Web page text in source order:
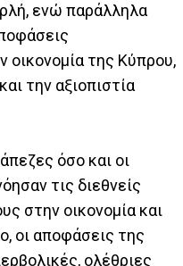
ενώ παράλληλα
οικονομία της Κύπρου,
την αξιοπιστία
όσο και οι
τις διεθνείς
στην οικονομία και
οι αποφάσεις της
ολέθριες